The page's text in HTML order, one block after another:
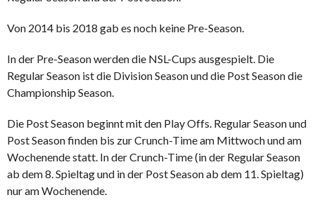
Von 2014 bis 2018 gab es noch keine Pre-Season.
In der Pre-Season werden die NSL-Cups ausgespielt. Die
Regular Season ist die Division Season und die Post Season die
Championship Season.
Die Post Season beginnt mit den Play Offs. Regular Season und
Post Season finden bis zur Crunch-Time am Mittwoch und am
Wochenende statt. In der Crunch-Time (in der Regular Season
ab dem 8. Spieltag und in der Post Season ab dem 11. Spieltag)
nur am Wochenende.